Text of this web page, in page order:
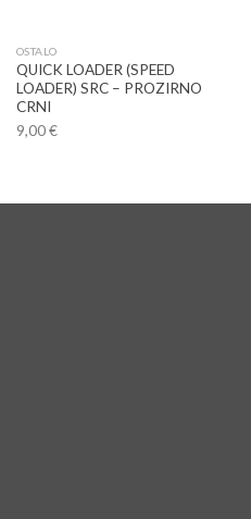
OSTALO
QUICK LOADER (SPEED
LOADER) SRC – PROZIRNO
CRNI
9,00€